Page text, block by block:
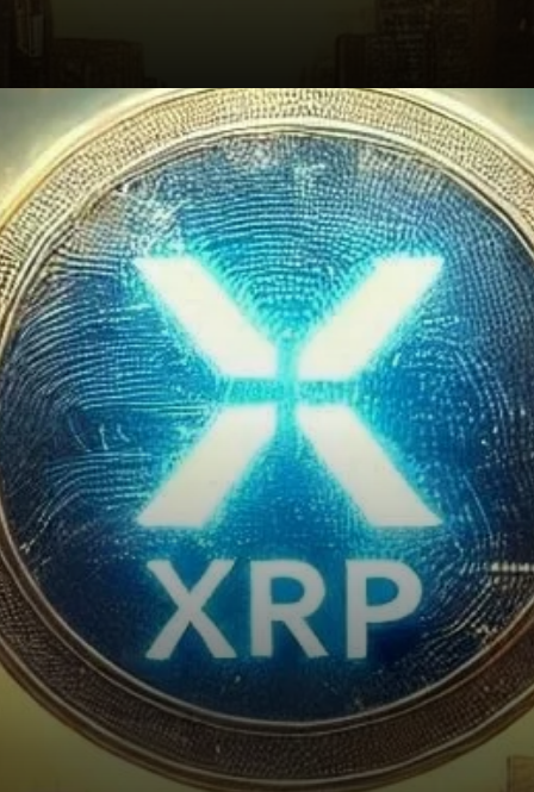
Que signifie cela pour l'avenir
des ETF en cryptomonnaies ?